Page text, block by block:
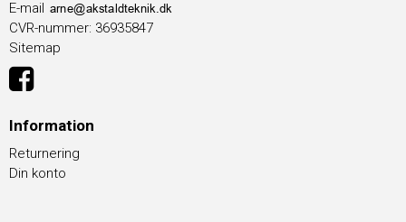
E-mail
CVR-nummer: 36935847
Sitemap
Information
Returnering
Din konto